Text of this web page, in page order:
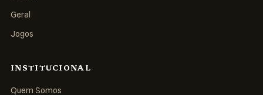
Geral
Jogos
INSTITUCIONAL
Quem Somos